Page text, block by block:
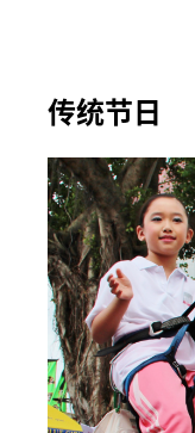
传统节日